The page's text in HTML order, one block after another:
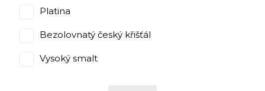
Platina
Bezolovnatý český křišťál
Vysoký smalt